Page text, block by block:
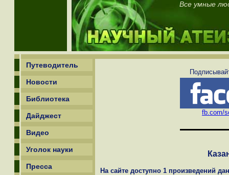
Все умные
Путеводитель
Новости
Библиотека
Дайджест
Видео
Уголок науки
Пресса
fb.com/
На сайте доступно 1 произведений